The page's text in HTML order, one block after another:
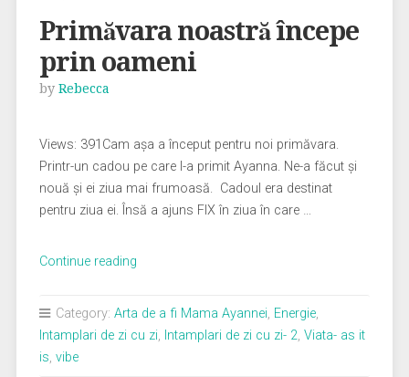
Primăvara noastră începe
prin oameni
by Rebecca
Views: 391Cam așa a început pentru noi primăvara.
Printr-un cadou pe care l-a primit Ayanna. Ne-a făcut și
nouă și ei ziua mai frumoasă. Cadoul era destinat
pentru ziua ei. Însă a ajuns FIX în ziua în care …
Continue reading„Primăvara
începe
prin
Category: Arta de a fi Mama Ayannei, Energie,
Intamplari de zi cu zi, Intamplari de zi cu zi- 2, Viata- as it
is, vibe